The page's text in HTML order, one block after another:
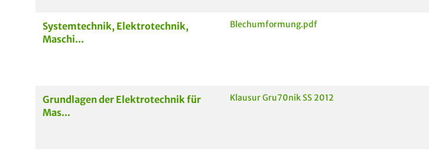
Systemtechnik, Elektrotechnik,
Maschi...
Blechumformung.pdf
Grundlagen der Elektrotechnik für
Mas...
Klausur Gru70nik SS 2012